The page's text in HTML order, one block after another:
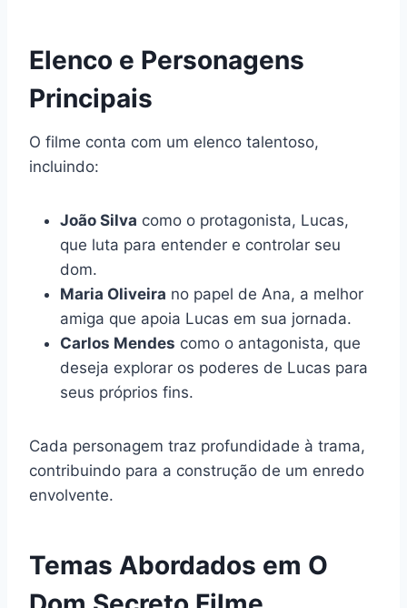
Elenco e Personagens
Principais
O filme conta com um elenco talentoso,
incluindo:
João Silva como o protagonista, Lucas,
que luta para entender e controlar seu
dom.
Maria Oliveira no papel de Ana, a melhor
amiga que apoia Lucas em sua jornada.
Carlos Mendes como o antagonista, que
deseja explorar os poderes de Lucas para
seus próprios fins.
Cada personagem traz profundidade à trama,
contribuindo para a construção de um enredo
envolvente.
Temas Abordados em O